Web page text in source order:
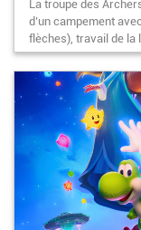
La troupe des
d’un campement
flèches), travail de la